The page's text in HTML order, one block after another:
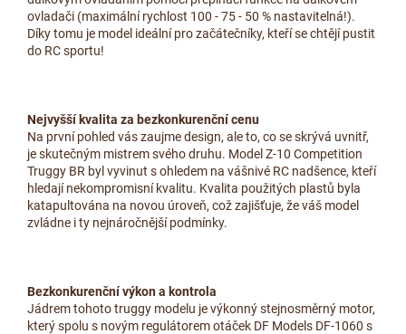
ovladači (maximální rychlost 100 - 75 - 50 % nastavitelná!).
Díky tomu je model ideální pro začátečníky, kteří se chtějí pustit
do RC sportu!
Nejvyšší kvalita za bezkonkurenční cenu
Na první pohled vás zaujme design, ale to, co se skrývá uvnitř,
je skutečným mistrem svého druhu. Model Z-10 Competition
Truggy BR byl vyvinut s ohledem na vášnivé RC nadšence, kteří
hledají nekompromisní kvalitu. Kvalita použitých plastů byla
katapultována na novou úroveň, což zajišťuje, že váš model
zvládne i ty nejnáročnější podmínky.
Bezkonkurenční výkon a kontrola
Jádrem tohoto truggy modelu je výkonný stejnosměrný motor,
který spolu s novým regulátorem otáček DF Models DF-1060 s